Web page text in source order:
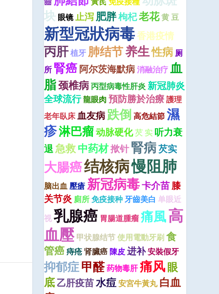
块 眼镜止泻肥胖枸杞老花黄 豆
新型冠狀病毒香港疫情
丙肝植牙 肺结节养生性病 厕
所 腎癌阿尔茨海默病消融治疗血
脂颈椎病丙型病毒性肝炎新冠肺炎
全球流行龍眼肉 預防勝於治療護理
老年臥床血友病跌倒高危結節濕
疹淋巴瘤动脉硬化芡 实 听力衰
退急救中药材揿针腎病芡实
大腸癌结核病慢阻肺
脑出血壓瘡 新冠病毒卡介苗膝
关节炎 廁所免疫接种牙齒美白 单眼近
视乳腺癌 胃腸道腫瘤痛風高
血壓 甲状腺结节使用電動牙刷食
管癌痔疮肾臟癌陳皮进补安裝假牙
抑郁症甲醛药物毒肝痛风眼
底乙肝疫苗水痘安宮牛黃丸 白血